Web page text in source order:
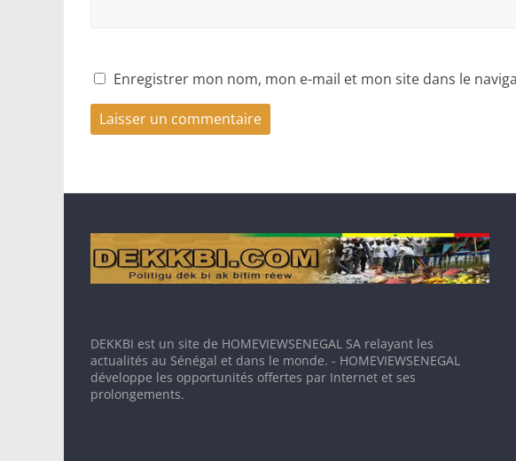
Enregistrer mon nom, mon e-mail et mon site dans le
DEKKBI est un site de HOMEVIEWSENEGAL SA relayant les
actualités au Sénégal et dans le monde. - HOMEVIEWSENEGAL
développe les opportunités offertes par Internet et ses
prolongements.